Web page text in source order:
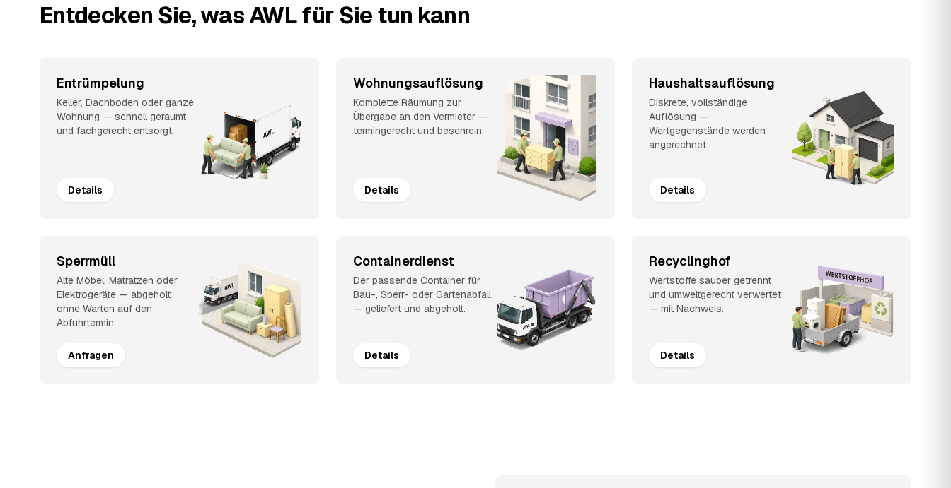
Entdecken Sie, was AWL für Sie tun kann
Entrümpelung
Keller, Dachboden oder ganze
Wohnung — schnell geräumt
und fachgerecht entsorgt.
Details
Wohnungsauflösung
Komplette Räumung zur
Übergabe an den Vermieter —
termingerecht und besenrein.
Details
Haushaltsauflösung
Diskrete, vollständige
Auflösung —
Wertgegenstände werden
angerechnet.
Details
Sperrmüll
Alte Möbel, Matratzen oder
Elektrogeräte — abgeholt
ohne Warten auf den
Abfuhrtermin.
Anfragen
Containerdienst
Der passende Container für
Bau-, Sperr- oder Gartenabfall
— geliefert und abgeholt.
Details
Recyclinghof
Wertstoffe sauber getrennt
und umweltgerecht verwertet
— mit Nachweis.
Details